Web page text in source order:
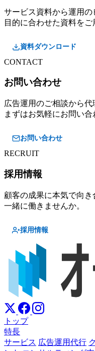
サービス資料から運用の
目的に合わせた資料をご
資料ダウンロード
CONTACT
お問い合わせ
広告運用のご相談から代
まずはお気軽にお問い合
お問い合わせ
RECRUIT
採用情報
顧客の成果に本気で向
一緒に働きませんか。
採用情報
トップ
特長
サービス 広告運用代行